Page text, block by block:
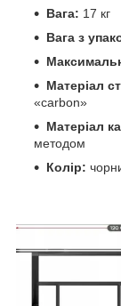
Вага: 17 кг
Вага з
Матеріал
«carbon»
Матеріал
методом
Колір: